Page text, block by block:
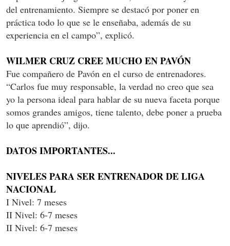
del entrenamiento. Siempre se destacó por poner en
práctica todo lo que se le enseñaba, además de su
experiencia en el campo”, explicó.
WILMER CRUZ CREE MUCHO EN PAVÓN
Fue compañero de Pavón en el curso de entrenadores.
“Carlos fue muy responsable, la verdad no creo que sea
yo la persona ideal para hablar de su nueva faceta porque
somos grandes amigos, tiene talento, debe poner a prueba
lo que aprendió”, dijo.
DATOS IMPORTANTES...
NIVELES PARA SER ENTRENADOR DE LIGA
NACIONAL
I Nivel: 7 meses
II Nivel: 6-7 meses
II Nivel: 6-7 meses